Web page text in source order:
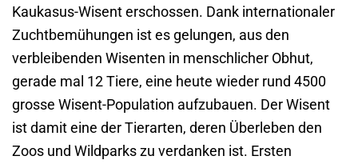
Kaukasus-Wisent erschossen. Dank internationaler
Zuchtbemühungen ist es gelungen, aus den
verbleibenden Wisenten in menschlicher Obhut,
gerade mal 12 Tiere, eine heute wieder rund 4500
grosse Wisent-Population aufzubauen. Der Wisent
ist damit eine der Tierarten, deren Überleben den
Zoos und Wildparks zu verdanken ist. Ersten